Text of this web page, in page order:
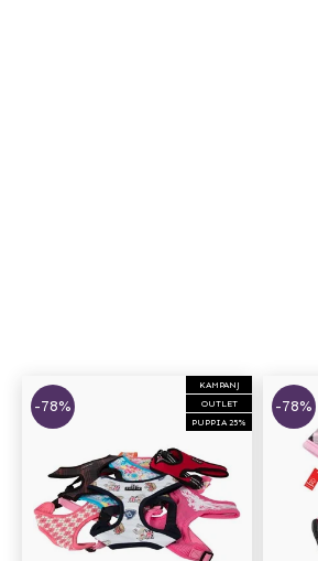
KAMPANJ
OUTLET
PUPPIA 25%
-78% -78%